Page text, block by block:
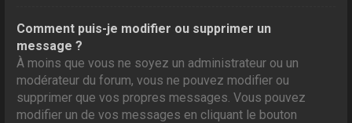
Comment puis-je modifier ou supprimer un
message ?
À moins que vous ne soyez un administrateur ou un
modérateur du forum, vous ne pouvez modifier ou
supprimer que vos propres messages. Vous pouvez
modifier un de vos messages en cliquant le bouton